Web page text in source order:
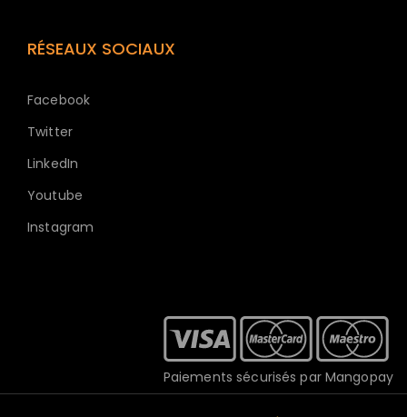
RÉSEAUX SOCIAUX
Facebook
Twitter
LinkedIn
Youtube
Instagram
Paiements sécurisés par Mangopay